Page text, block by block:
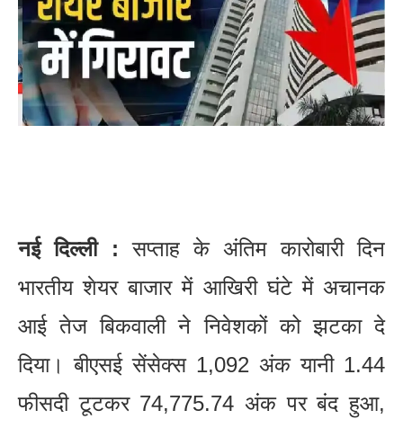
नई दिल्ली : सप्ताह के अंतिम कारोबारी दिन
भारतीय शेयर बाजार में आखिरी घंटे में अचानक
आई तेज बिकवाली ने निवेशकों को झटका दे
दिया। बीएसई सेंसेक्स 1,092 अंक यानी 1.44
फीसदी टूटकर 74,775.74 अंक पर बंद हुआ,